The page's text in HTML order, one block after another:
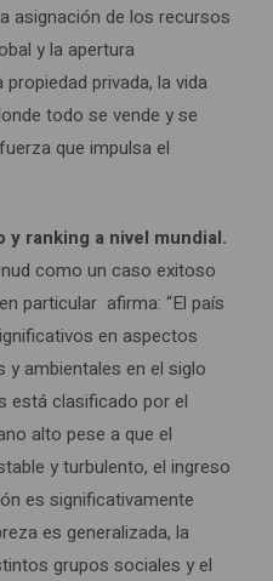
asignación de los recursos
y la apertura
privada, la vida
todo se vende y se
que impulsa el
y ranking a nivel mundial.
como un caso exitoso
particular afirma: “El país
en aspectos
ambientales en el siglo
está clasificado por el
alto pese a que el
y turbulento, el ingreso
es significativamente
es generalizada, la
grupos sociales y el